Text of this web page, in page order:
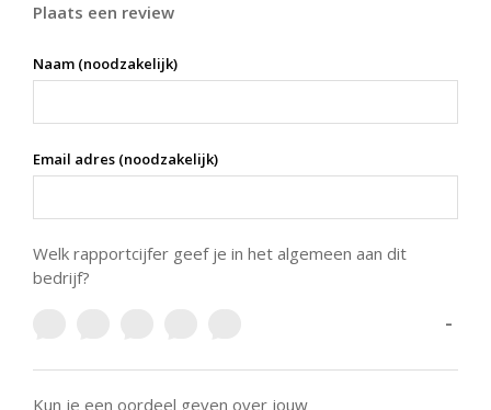
Plaats een review
Naam (noodzakelijk)
Email adres (noodzakelijk)
Welk rapportcijfer geef je in het algemeen aan dit
bedrijf?
-
Kun je een oordeel geven over jouw